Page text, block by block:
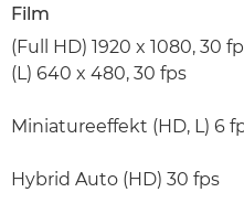
Film
(Full HD) 1920 x 1080, 30
(L) 640 x 480, 30 fps
Miniatureeffekt (HD, L) 6
Hybrid Auto (HD) 30 fps